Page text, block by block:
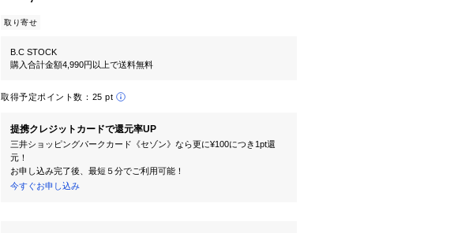
取り寄せ
B.C STOCK
購入合計金額4,990円以上で送料無料
取得予定ポイント数： 25 pt
提携クレジットカードで還元率UP
三井ショッピングパークカード《セゾン》なら更に¥100につき1pt還
元！
お申し込み完了後、最短５分でご利用可能！
今すぐお申し込み